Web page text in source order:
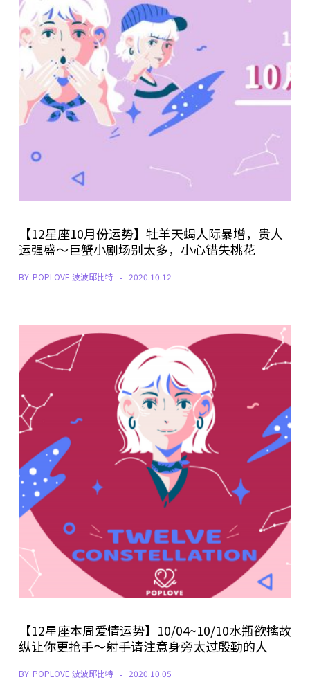
【12星座10月份运势】牡羊天蝎人际暴增，贵人
运强盛～巨蟹小剧场别太多，小心错失桃花
BY POPLOVE 波波邱比特 2020.10.12
【12星座本周爱情运势】10/04~10/10水瓶欲擒故
纵让你更抢手～射手请注意身旁太过殷勤的人
BY POPLOVE 波波邱比特 2020.10.05